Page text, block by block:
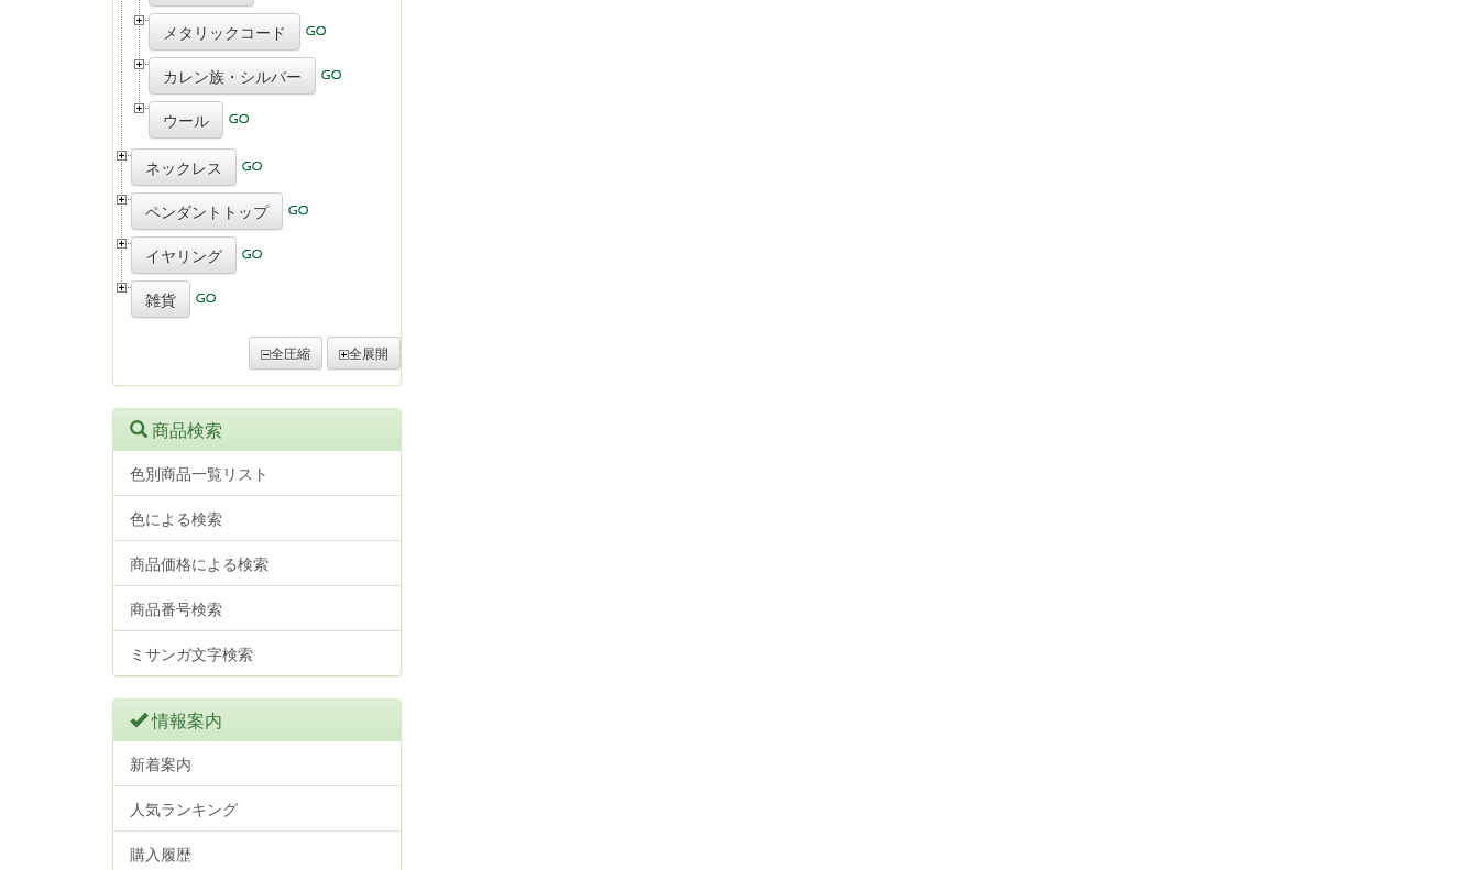
メタリックコード
カレン族・シルバー
ウール
ネックレス
ペンダントトップ
イヤリング
雑貨
全圧縮 全展開
商品検索
色別商品一覧リスト
色による検索
商品価格による検索
商品番号検索
ミサンガ文字検索
情報案内
新着案内
人気ランキング
購入履歴